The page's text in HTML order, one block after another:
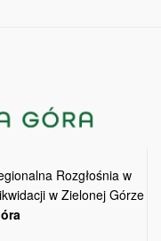
Rozgłośnia w
w Zielonej Górze